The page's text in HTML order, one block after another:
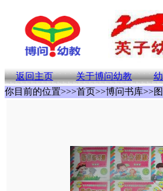
返回主页 关于博问幼教
你目前的位置>>>首页>>博问书库>>